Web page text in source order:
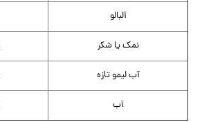
آلبالو
نمک یا شکر
آب لیمو تازه
آب